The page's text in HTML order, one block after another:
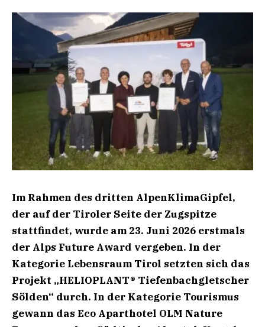
Im Rahmen des dritten AlpenKlimaGipfel,
der auf der Tiroler Seite der Zugspitze
stattfindet, wurde am 23. Juni 2026 erstmals
der Alps Future Award vergeben. In der
Kategorie Lebensraum Tirol setzten sich das
Projekt „HELIOPLANT® Tiefenbachgletscher
Sölden“ durch. In der Kategorie Tourismus
gewann das Eco Aparthotel OLM Nature